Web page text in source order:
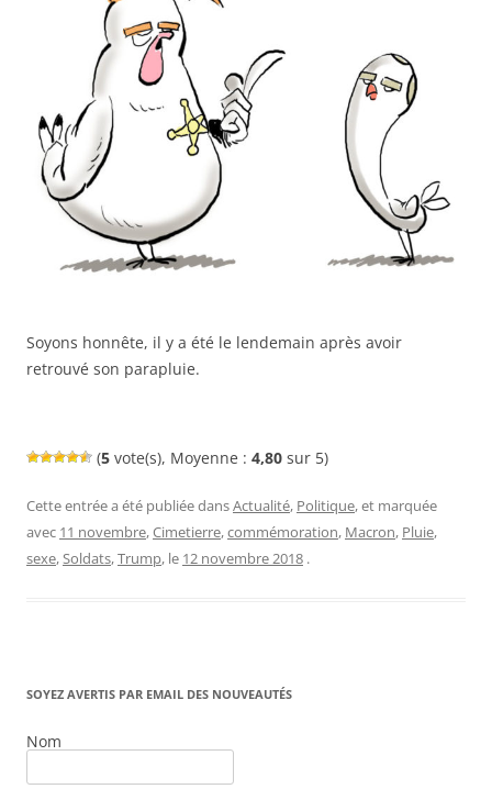
Soyons honnête, il y a été le lendemain après avoir
retrouvé son parapluie.
(5 vote(s), Moyenne : 4,80 sur 5)
Cette entrée a été publiée dansActualité, Politique, et marquée
avec 11 novembre,Cimetierre,commémoration, Macron, Pluie,
sexe,Soldats,Trump, le 12 novembre 2018 .
SOYEZ AVERTIS PAR EMAIL DES NOUVEAUTÉS
Nom